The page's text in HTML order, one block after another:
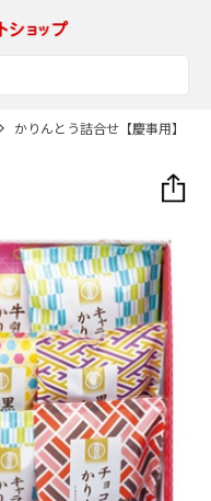
かりんとう詰合せ【慶事用】